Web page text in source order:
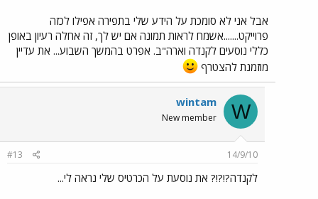
אבל אני לא סומכת על הידע שלי בתפירה אפילו לכזה
פרוייקט.......אשמח לראות תמונה אם יש לך, זה אחלה רעיון באופן
כללי נוסעים לקנדה וארה"ב. אפרט בהמשך השבוע... את עדיין
מוזמנת להצטרף
W
wintam
New member
14/9/10
#13
לקנדה?!?!? את נוסעת על הכרטיס שלי נראה לי...